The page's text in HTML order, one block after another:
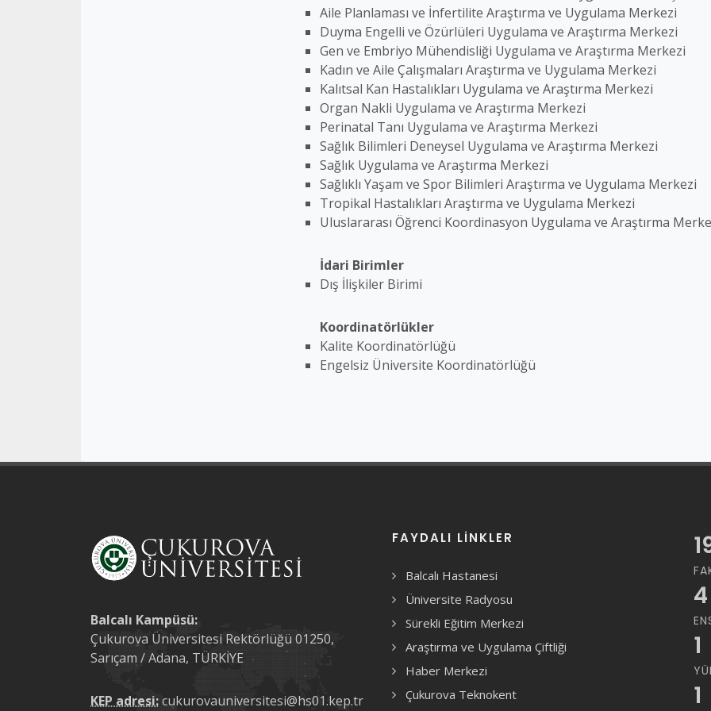
Aile Planlaması ve İnfertilite Araştırma ve Uygulama Merkezi
Duyma Engelli ve Özürlüleri Uygulama ve Araştırma Merkezi
Gen ve Embriyo Mühendisliği Uygulama ve Araştırma Merkezi
Kadın ve Aile Çalışmaları Araştırma ve Uygulama Merkezi
Kalıtsal Kan Hastalıkları Uygulama ve Araştırma Merkezi
Organ Nakli Uygulama ve Araştırma Merkezi
Perinatal Tanı Uygulama ve Araştırma Merkezi
Sağlık Bilimleri Deneysel Uygulama ve Araştırma Merkezi
Sağlık Uygulama ve Araştırma Merkezi
Sağlıklı Yaşam ve Spor Bilimleri Araştırma ve Uygulama Merkezi
Tropikal Hastalıkları Araştırma ve Uygulama Merkezi
Uluslararası Öğrenci Koordinasyon Uygulama ve Araştırma
İdari Birimler
Dış İlişkiler Birimi
Koordinatörlükler
Kalite Koordinatörlüğü
Engelsiz Üniversite Koordinatörlüğü
Balcalı Kampüsü:
Çukurova Üniversitesi Rektörlüğü 01250,
Sarıçam / Adana, TÜRKİYE
KEP adresi:cukurovauniversitesi@hs01.kep.tr
FAYDALI LINKLER
Balcalı Hastanesi
Üniversite Radyosu
Sürekli Eğitim Merkezi
Araştırma ve Uygulama Çiftliği
Haber Merkezi
Çukurova Teknokent
4
1
1